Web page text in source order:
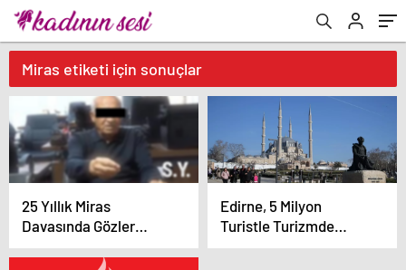
Miras etiketi için sonuçlar
25 Yıllık Miras
Davasında Gözler
Temmuz Ayındaki
Karar Duruşmasına
Edirne, 5 Milyon
Turistle Turizmde
Parlıyor